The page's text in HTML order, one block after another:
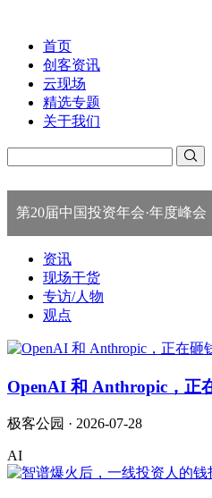
首页
创客资讯
云现场
精选专题
关于我们
第20届中国投资年会·年度峰会
资讯
现场干货
专访/人物
观点
OpenAI 和 Anthropic，正
极客公园 · 2026-07-28
AI